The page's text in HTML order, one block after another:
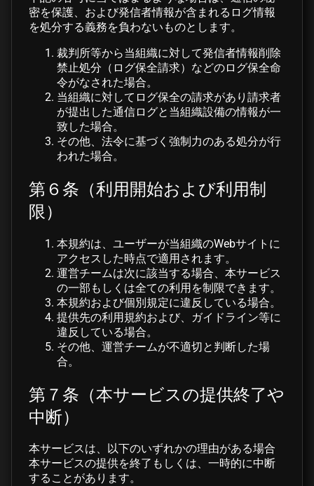
密を保護、および発信者情報が含まれるログ情報
を処分する義務を負わないものとします。
裁判所等から当組織に対して発信者情報削除
禁止処分（ログ保全請求）などのログ保全命
令がなされた場合。
当組織に対してログ保全の請求があり請求者
が提出した通信ログと当組織設備の情報が一
致した場合。
その他、法令に基づく強制力のある処分が行
われた場合。
第６条（利用開始および利用制
限）
本規約は、ユーザーが当組織のWebサイトに
アクセスした時点で適用されます。
運営チームは次に該当する場合、本サービス
の一部もしくは全ての利用を制限できます。
本規約および個別規定に違反している場合。
提供先の利用規約および、ガイドライン等に
違反している場合。
その他、運営チームが不適切と判断した場
合。
第７条（本サービスの提供終了や
中断）
本サービスは、以下のいずれかの理由がある場合
本サービスの提供を終了もしくは、一時的に中断
することがあります。